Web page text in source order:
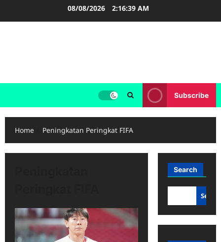
08/08/2026 2:16:39 AM
Subscribe
Home Peningkatan Peringkat FIFA
Search